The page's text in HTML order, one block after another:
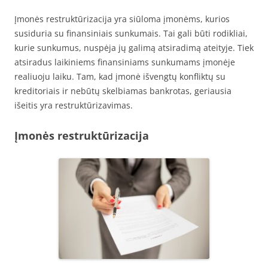
Įmonės restruktūrizacija yra siūloma įmonėms, kurios
susiduria su finansiniais sunkumais. Tai gali būti rodikliai,
kurie sunkumus, nuspėja jų galimą atsiradimą ateityje. Tiek
atsiradus laikiniems finansiniams sunkumams įmonėje
realiuoju laiku. Tam, kad įmonė išvengtų konfliktų su
kreditoriais ir nebūtų skelbiamas bankrotas, geriausia
išeitis yra restruktūrizavimas.
Įmonės restruktūrizacija